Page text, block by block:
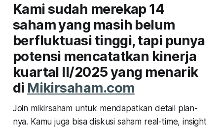
Kami sudah merekap 14
saham yang masih belum
berfluktuasi tinggi, tapi punya
potensi mencatatkan kinerja
kuartal II/2025 yang menarik
di Mikirsaham.com
Join mikirsaham untuk mendapatkan detail plan-
nya. Kamu juga bisa diskusi saham real-time, insight